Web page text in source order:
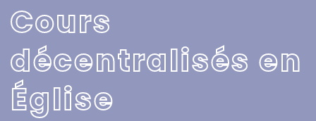
Cours
décentralisés en
Église